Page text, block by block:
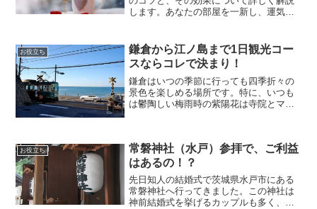
します。あなたの部屋を一新し、運気を
議な関係ミモザは風水で活用できるので
しょうか？モミザの意味と...
お役立ち
鎌倉から江ノ島まで1日観光コー
スならコレで決まり！
鎌倉はいつの季節に行っても四季折々の
景色を楽しめる場所です。特に、いつも
は鬱陶しい梅雨時の紫陽花は寺院とマッ
回は鎌倉駅から江ノ島へど...
お役立ち
常磐神社（水戸）参拝で、ご利益
はあるの！？
先日知人の結婚式で茨城県水戸市にある
常磐神社へ行ってきました。この神社は
神前結婚式を挙げるカップルも多く、有